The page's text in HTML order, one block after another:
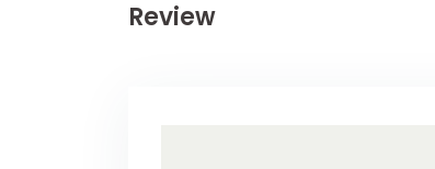
Review